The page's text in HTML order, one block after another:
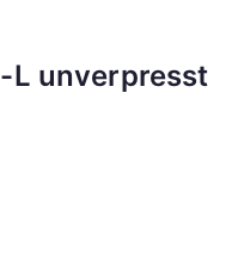
-L unverpresst